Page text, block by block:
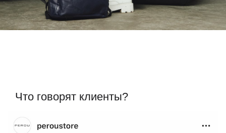
Что говорят клиенты?